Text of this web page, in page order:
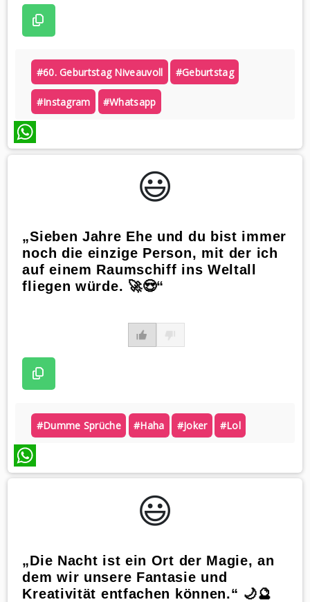
#60. Geburtstag Niveauvoll #geburtstag
#instagram #whatsapp
WhatsApp
😃️
„Sieben Jahre Ehe und du bist immer
noch die einzige Person, mit der ich
auf einem Raumschiff ins Weltall
fliegen würde. 🚀😍“
#dumme Sprüche #haha #joker #lol
WhatsApp
😃️
„Die Nacht ist ein Ort der Magie, an
dem wir unsere Fantasie und
Kreativität entfachen können.“ 🌙🔮